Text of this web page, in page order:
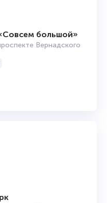
большой»
Вернадского